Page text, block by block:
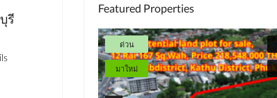
รี
Featured Properties
ด่วน
มาใหม่